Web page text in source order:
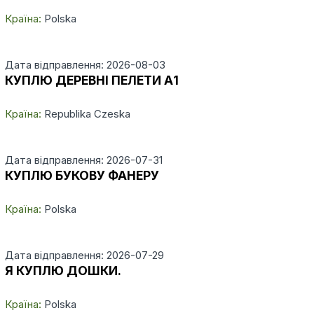
Країна: Polska
Дата відправлення: 2026-08-03
КУПЛЮ ДЕРЕВНІ ПЕЛЕТИ А1
Країна: Republika Czeska
Дата відправлення: 2026-07-31
КУПЛЮ БУКОВУ ФАНЕРУ
Країна: Polska
Дата відправлення: 2026-07-29
Я КУПЛЮ ДОШКИ.
Країна: Polska